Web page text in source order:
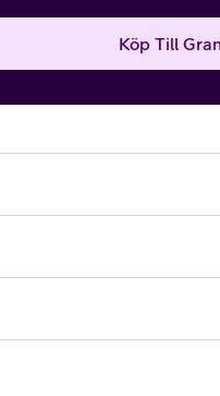
Köp Till